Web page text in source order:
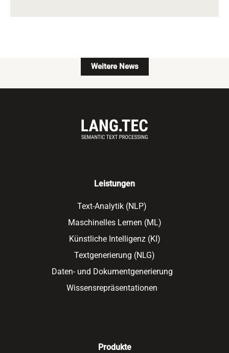
Weitere News
Leistungen
Text-Analytik (NLP)
Maschinelles Lernen (ML)
Künstliche Intelligenz (KI)
Textgenerierung (NLG)
Daten- und Dokumentgenerierung
Wissensrepräsentationen
Produkte